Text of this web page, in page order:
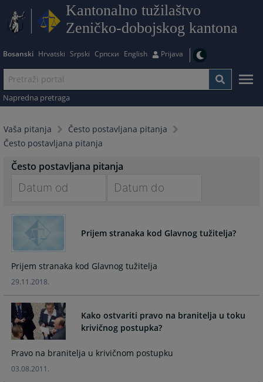
Kantonalno tužilaštvo
Zeničko-dobojskog kantona
Bosanski Hrvatski Srpski Српски English Prijava
Napredna pretraga
Vaša pitanja
Često postavljana pitanja
Često postavljana pitanja
Često postavljana pitanja
forward
interact
the
calendar
and
select
a
date.
Press
to
the
and
select
a
Press
Prijem stranaka kod Glavnog tužitelja?
Prijem stranaka kod Glavnog tužitelja
29.11.2018.
Kako ostvariti pravo na branitelja u toku
krivičnog postupka?
Pravo na branitelja u krivičnom postupku
03.08.2011.